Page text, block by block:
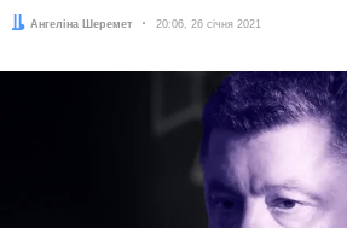
Автор:
Ангеліна Шеремет Дата:
20:06, 26 січня 2021